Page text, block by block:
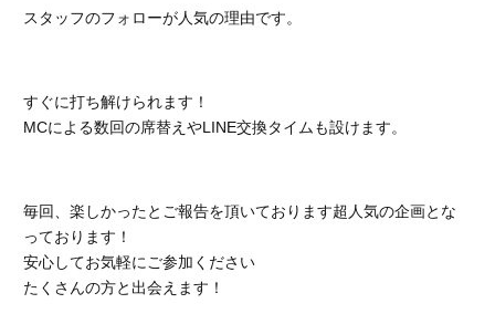
スタッフのフォローが人気の理由です。
すぐに打ち解けられます！
MCによる数回の席替えやLINE交換タイムも設けます。
毎回、楽しかったとご報告を頂いております超人気の企画とな
っております！
安心してお気軽にご参加ください
たくさんの方と出会えます！